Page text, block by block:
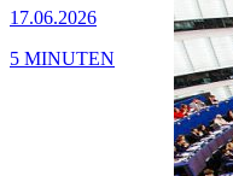
17.06.2026
5 MINUTEN